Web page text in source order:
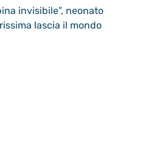
invisibile”, neonato
lascia il mondo